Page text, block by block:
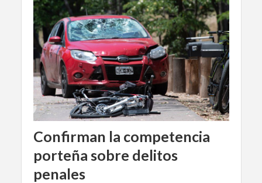
Confirman la competencia
porteña sobre delitos
penales